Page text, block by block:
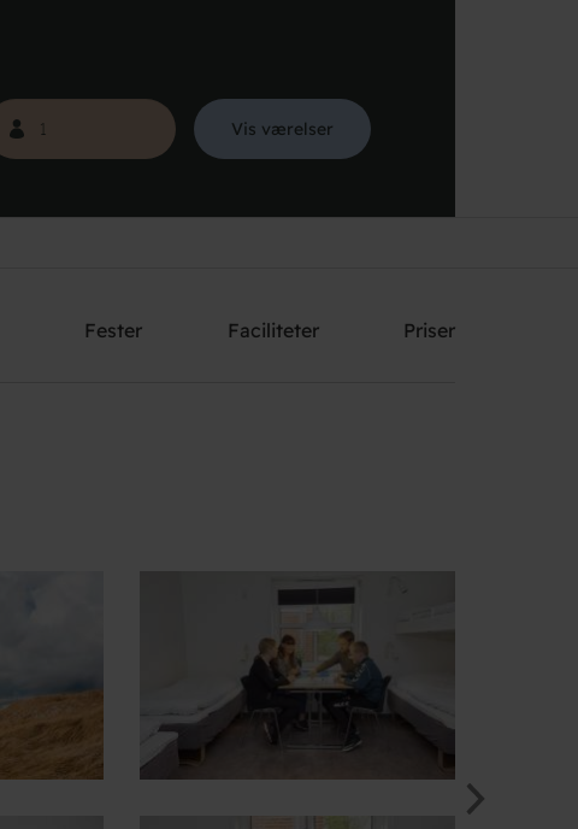
Vis værelser
Fester Faciliteter Priser